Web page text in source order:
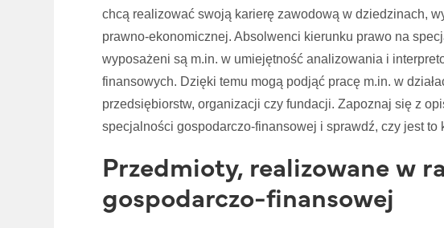
chcą realizować swoją karierę zawodową w dziedzinach,
prawno-ekonomicznej. Absolwenci kierunku prawo na
wyposażeni są m.in. w umiejętność analizowania i
finansowych. Dzięki temu mogą podjąć pracę m.in. w
przedsiębiorstw, organizacji czy fundacji. Zapoznaj się z
specjalności gospodarczo-finansowej i sprawdź, czy jest to
Przedmioty, realizowane w
gospodarczo-finansowej